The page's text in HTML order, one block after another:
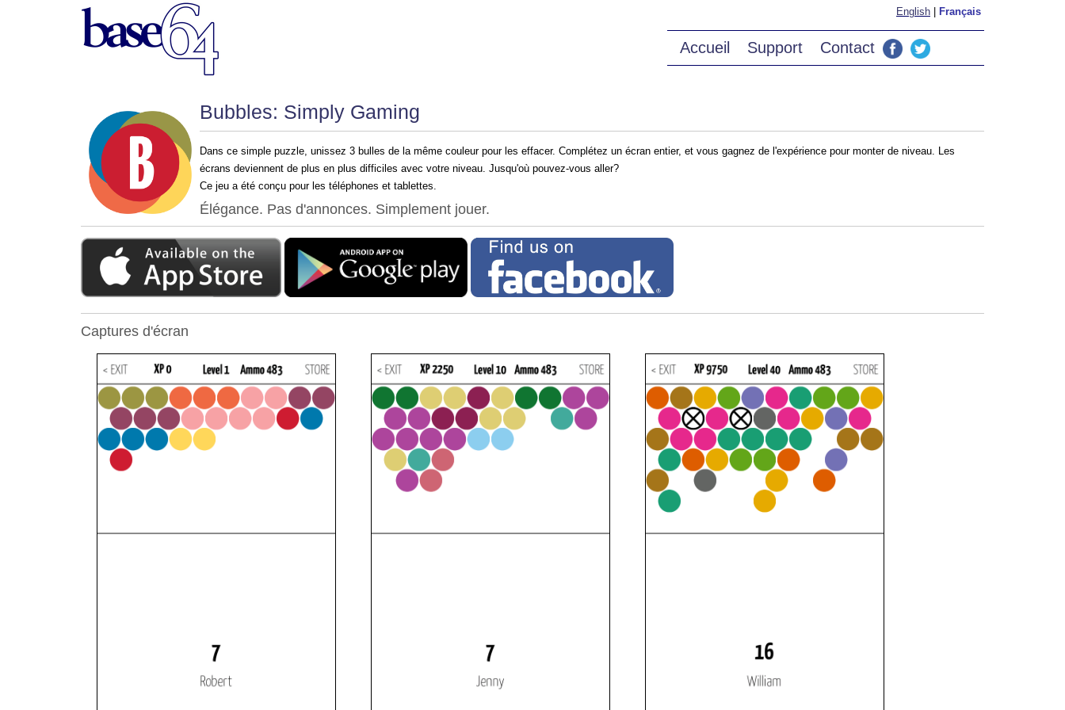
English Français
Accueil Support Contact
Bubbles: Simply Gaming
Dans ce simple puzzle, unissez 3 bulles de la même couleur pour les effacer. Complétez un écran entier, et vous gagnez de l'expérience pour monter de niveau. Les
écrans deviennent de plus en plus difficiles avec votre niveau. Jusqu'où pouvez-vous aller?
Ce jeu a été conçu pour les téléphones et tablettes.
Élégance. Pas d'annonces. Simplement jouer.
Captures d'écran